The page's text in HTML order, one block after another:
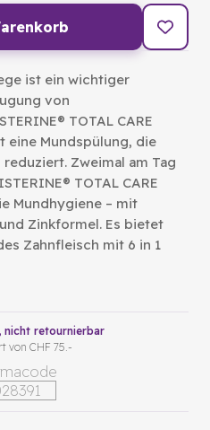
ist ein wichtiger
von
TOTAL CARE
eine Mundspülung, die
Zweimal am Tag
TOTAL CARE
Mundhygiene – mit
Zinkformel. Es bietet
Zahnfleisch mit 6 in 1
, nicht retournierbar
von CHF 75.-